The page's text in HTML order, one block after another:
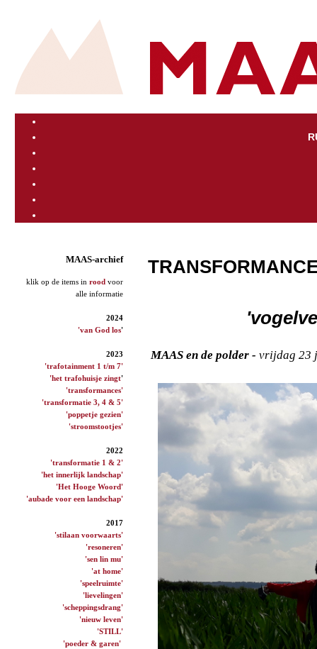
MAAS-archief
klik op de items in rood voor
alle informatie
2024
'van God los'
2023
'trafotainment 1 t/m 7'
'het trafohuisje zingt'
'transformances'
'transformatie 3, 4 & 5'
'poppetje gezien'
'stroomstootjes'
2022
'transformatie 1 & 2'
'het innerlijk landschap'
'Het Hooge Woord'
'aubade voor een landschap'
2017
'stilaan voorwaarts'
'resoneren'
'sen lin mu'
'at home'
'speelruimte'
'lievelingen'
'scheppingsdrang'
'nieuw leven'
'STILL'
'poeder & garen'
MAAS en de polder - vrijdag